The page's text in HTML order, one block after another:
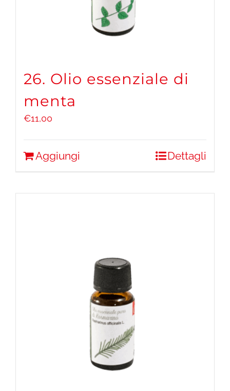
26. Olio essenziale di
menta
€11,00
Aggiungi Dettagli